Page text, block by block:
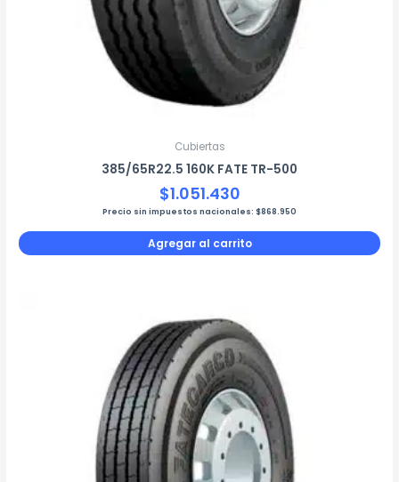
Cubiertas
385/65R22.5 160K FATE TR-500
$1.051.430
Precio sin impuestos nacionales: $868.950
Agregar al carrito